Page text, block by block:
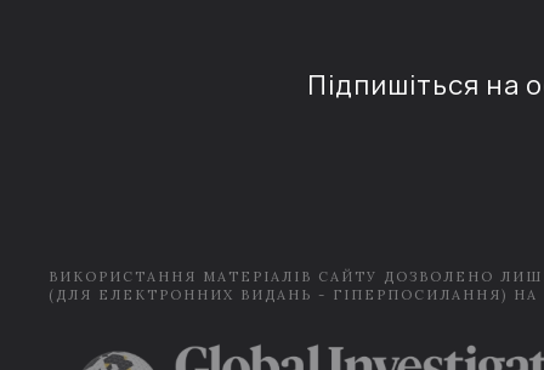
Підпишіться на
ВИКОРИСТАННЯ МАТЕРІАЛІВ САЙТУ ДОЗВОЛЕНО
(ДЛЯ ЕЛЕКТРОННИХ ВИДАНЬ - ГІПЕРПОСИЛАННЯ) НА